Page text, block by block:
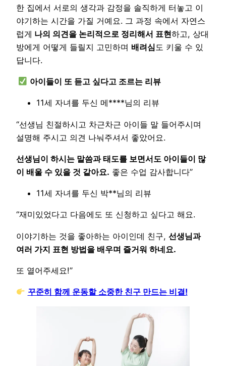
한 집에서 서로의 생각과 감정을 솔직하게 터놓고 이
야기하는 시간을 가질 거예요. 그 과정 속에서 자연스
럽게 나의 의견을 논리적으로 정리해서 표현하고, 상대
방에게 어떻게 들릴지 고민하며 배려심도 키울 수 있
답니다.
아이들이 또 듣고 싶다고 조르는 리뷰
11세 자녀를 두신 메****님의 리뷰
“선생님 친절하시고 차근차근 아이들 말 들어주시며
설명해 주시고 의견 나눠주셔서 좋았어요.
선생님이 하시는 말씀과 태도를 보면서도 아이들이 많
이 배울 수 있을 것 같아요. 좋은 수업 감사합니다”
11세 자녀를 두신 박**님의 리뷰
“재미있었다고 다음에도 또 신청하고 싶다고 해요.
이야기하는 것을 좋아하는 아이인데 친구, 선생님과
여러 가지 표현 방법을 배우며 즐거워 하네요.
또 열어주세요!”
꾸준히 함께 운동할 소중한 친구 만드는 비결!